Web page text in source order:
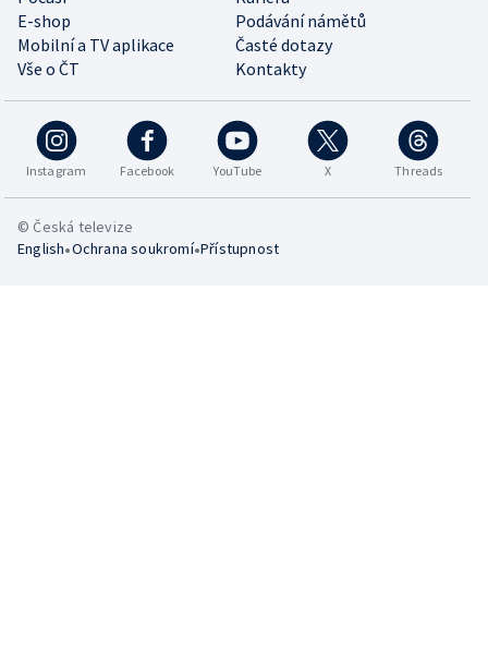
E-shop
Podávání námětů
Mobilní a TV aplikace
Časté dotazy
Vše o ČT
Kontakty
Instagram Facebook YouTube X Threads
© Česká televize
English•Ochrana soukromí•Přístupnost